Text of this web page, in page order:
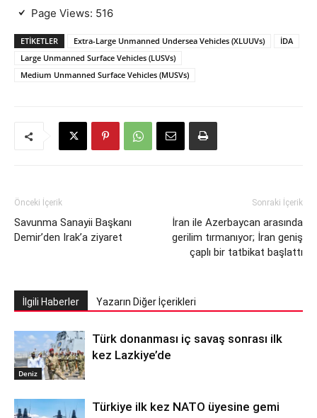
Page Views: 516
ETIKETLER Extra-Large Unmanned Undersea Vehicles (XLUUVs)
İDA
Large Unmanned Surface Vehicles (LUSVs)
Medium Unmanned Surface Vehicles (MUSVs)
Önceki İçerik
Savunma Sanayii Başkanı
Demir’den Irak’a ziyaret
Sonraki İçerik
İran ile Azerbaycan arasında
gerilim tırmanıyor; İran geniş
çaplı bir tatbikat başlattı
İlgili Haberler Yazarın Diğer İçerikleri
Deniz
Türk donanması iç savaş sonrası ilk
kez Lazkiye’de
Türkiye ilk kez NATO üyesine gemi